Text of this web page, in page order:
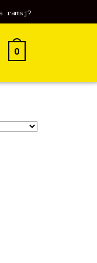
ramsj?
0